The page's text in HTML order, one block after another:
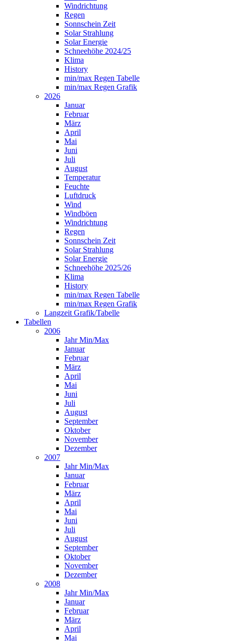
Windrichtung
Regen
Sonnschein Zeit
Solar Strahlung
Solar Energie
Schneehöhe 2024/25
Klima
History
min/max Regen Tabelle
min/max Regen Grafik
2026
Januar
Februar
März
April
Mai
Juni
Juli
August
Temperatur
Feuchte
Luftdruck
Wind
Windböen
Windrichtung
Regen
Sonnschein Zeit
Solar Strahlung
Solar Energie
Schneehöhe 2025/26
Klima
History
min/max Regen Tabelle
min/max Regen Grafik
Langzeit Grafik/Tabelle
Tabellen
2006
Jahr Min/Max
Januar
Februar
März
April
Mai
Juni
Juli
August
September
Oktober
November
Dezember
2007
Jahr Min/Max
Januar
Februar
März
April
Mai
Juni
Juli
August
September
Oktober
November
Dezember
2008
Jahr Min/Max
Januar
Februar
März
April
Mai